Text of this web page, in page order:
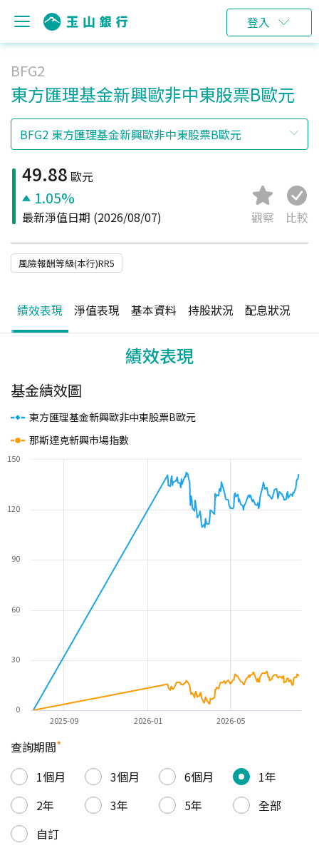
登入
BFG2
東方匯理基金新興歐非中東股票B歐元
49.88 歐元
1.05%
最新淨值日期 (2026/08/07) 觀察 比較
風險報酬等級(本行)RR5
績效表現 淨值表現 基本資料 持股狀況 配息狀況
績效表現
基金績效圖
東方匯理基金新興歐非中東股票B歐元
那斯達克新興市場指數
2026-01
2025-09 2026-05
0
30
60
90
120
150
查詢期間*
1個月
3個月 6個月
1年
2年
3年 5年
全部
自訂